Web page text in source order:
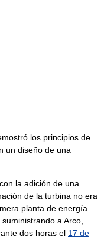
los principios de
un diseño de una
la adición de una
de la turbina no era
planta de energía
a Arco,
dos horas el 17 de